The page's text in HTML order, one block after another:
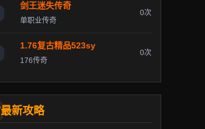
剑王迷失传奇
单职业传奇
0次
1.76复古精品523sy
176传奇
0次
最新攻略